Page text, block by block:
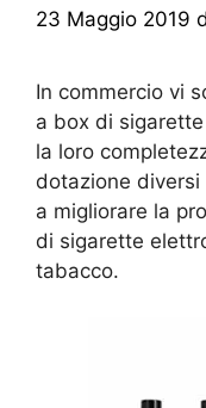
23 Maggio 2019
In commercio vi
a box di
la loro
dotazione
a migliorare la
di sigarette
tabacco.